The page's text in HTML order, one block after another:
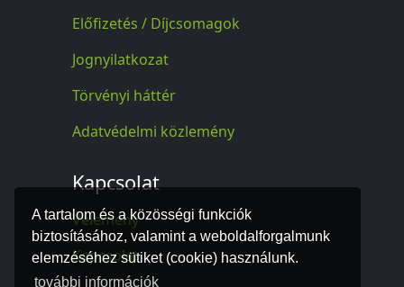
A tartalom és a közösségi funkciók
biztosításához, valamint a weboldalforgalmunk
elemzéséhez sütiket (cookie) használunk.
további információk
Előfizetés / Díjcsomagok
Jognyilatkozat
Törvényi háttér
Adatvédelmi közlemény
Kapcsolat
Vélemény
Kapcsolat